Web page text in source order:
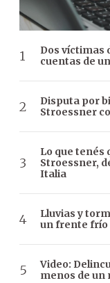
Dos víctimas
cuentas de
Disputa por
Stroessner
Lo que tenés
Stroessner,
Italia
Lluvias y
un frente frío
Video:
menos de un